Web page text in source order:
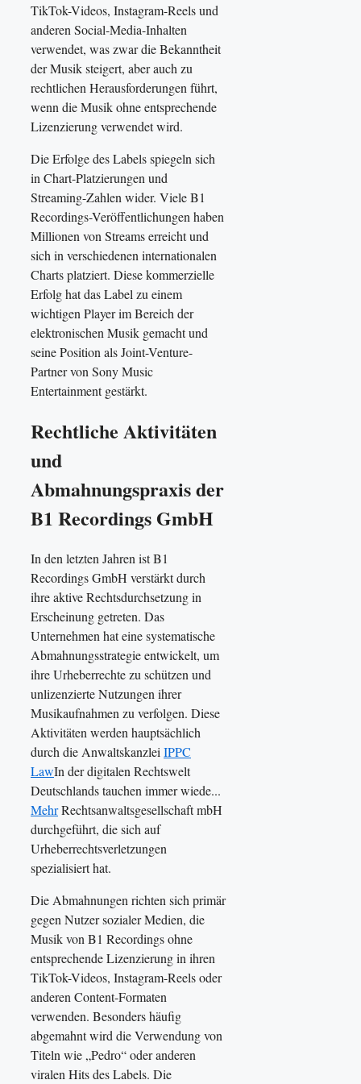
TikTok-Videos, Instagram-Reels und
anderen Social-Media-Inhalten
verwendet, was zwar die Bekanntheit
der Musik steigert, aber auch zu
rechtlichen Herausforderungen führt,
wenn die Musik ohne entsprechende
Lizenzierung verwendet wird.
Die Erfolge des Labels spiegeln sich
in Chart-Platzierungen und
Streaming-Zahlen wider. Viele B1
Recordings-Veröffentlichungen haben
Millionen von Streams erreicht und
sich in verschiedenen internationalen
Charts platziert. Diese kommerzielle
Erfolg hat das Label zu einem
wichtigen Player im Bereich der
elektronischen Musik gemacht und
seine Position als Joint-Venture-
Partner von Sony Music
Entertainment gestärkt.
Rechtliche Aktivitäten
und
Abmahnungspraxis der
B1 Recordings GmbH
In den letzten Jahren ist B1
Recordings GmbH verstärkt durch
ihre aktive Rechtsdurchsetzung in
Erscheinung getreten. Das
Unternehmen hat eine systematische
Abmahnungsstrategie entwickelt, um
ihre Urheberrechte zu schützen und
unlizenzierte Nutzungen ihrer
Musikaufnahmen zu verfolgen. Diese
Aktivitäten werden hauptsächlich
durch die Anwaltskanzlei IPPC
LawIn der digitalen Rechtswelt
Deutschlands tauchen immer wiede...
MehrRechtsanwaltsgesellschaft mbH
durchgeführt, die sich auf
Urheberrechtsverletzungen
spezialisiert hat.
Die Abmahnungen richten sich primär
gegen Nutzer sozialer Medien, die
Musik von B1 Recordings ohne
entsprechende Lizenzierung in ihren
TikTok-Videos, Instagram-Reels oder
anderen Content-Formaten
verwenden. Besonders häufig
abgemahnt wird die Verwendung von
Titeln wie „Pedro“ oder anderen
viralen Hits des Labels. Die